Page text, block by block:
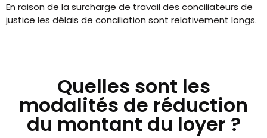
En raison de la surcharge de travail des conciliateurs de
justice les délais de conciliation sont relativement longs.
Quelles sont les
modalités de réduction
du montant du loyer ?